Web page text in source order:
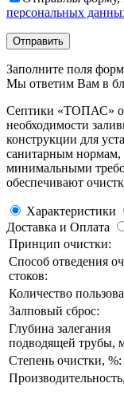
персональных
Заполните поля
Мы ответим Вам в
Септики «ТОПАС»
необходимости
конструкции для
санитарным нормам,
минимальными
обеспечивают
Характеристики
Доставка и Оплата
Принцип очистки:
Способ отведения
стоков:
Количество
Залповый сброс:
Глубина залегания
подводящей трубы,
Степень очистки, %: